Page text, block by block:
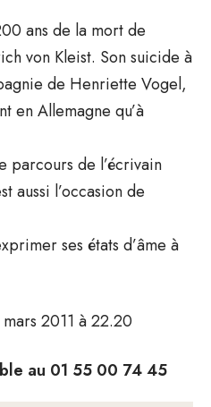
ans de la mort de
von Kleist. Son suicide à
de Henriette Vogel,
en Allemagne qu’à
parcours de l’écrivain
aussi l’occasion de
ses états d’âme à
2011 à 22.20
au 01 55 00 74 45